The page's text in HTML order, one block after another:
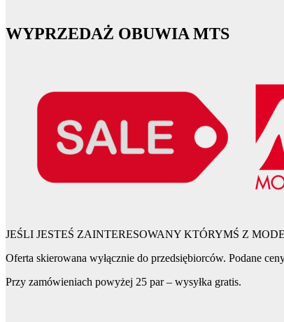
WYPRZEDAŻ OBUWIA MTS
JEŚLI JESTEŚ ZAINTERESOWANY KTÓRYMŚ Z
Oferta skierowana wyłącznie do przedsiębiorców. Podane
Przy zamówieniach powyżej 25 par – wysyłka gratis.